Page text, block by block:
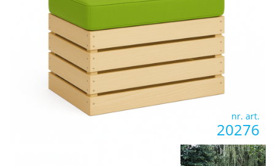
nr. art.
20276